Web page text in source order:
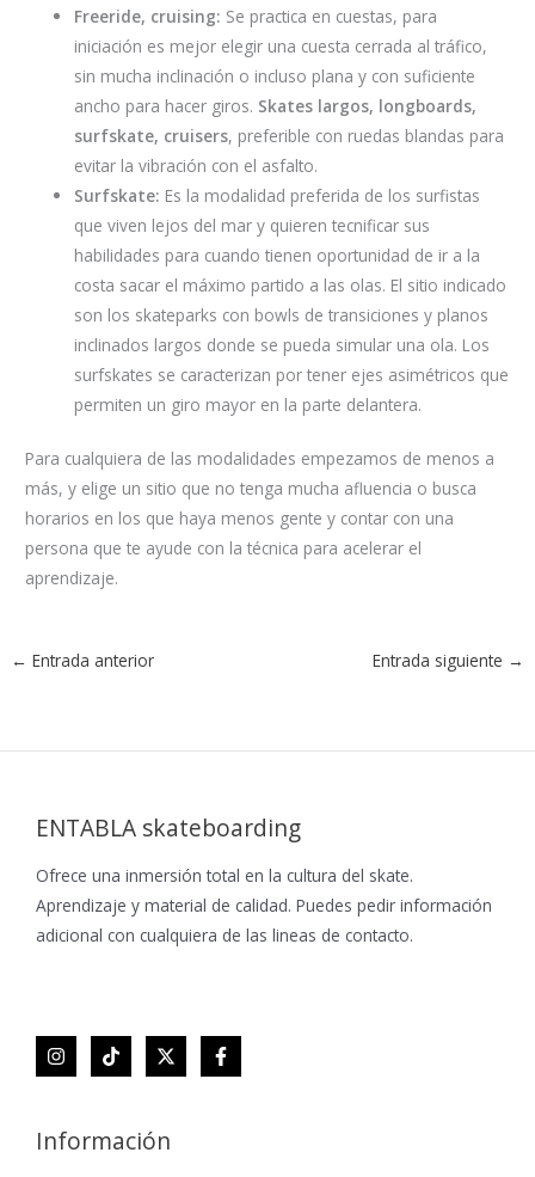
Freeride, cruising: Se practica en cuestas, para
iniciación es mejor elegir una cuesta cerrada al tráfico,
sin mucha inclinación o incluso plana y con suficiente
ancho para hacer giros. Skates largos, longboards,
surfskate, cruisers, preferible con ruedas blandas para
evitar la vibración con el asfalto.
Surfskate: Es la modalidad preferida de los surfistas
que viven lejos del mar y quieren tecnificar sus
habilidades para cuando tienen oportunidad de ir a la
costa sacar el máximo partido a las olas. El sitio indicado
son los skateparks con bowls de transiciones y planos
inclinados largos donde se pueda simular una ola. Los
surfskates se caracterizan por tener ejes asimétricos que
permiten un giro mayor en la parte delantera.
Para cualquiera de las modalidades empezamos de menos a
más, y elige un sitio que no tenga mucha afluencia o busca
horarios en los que haya menos gente y contar con una
persona que te ayude con la técnica para acelerar el
aprendizaje.
← Entrada anterior Entrada siguiente →
ENTABLA skateboarding
Ofrece una inmersión total en la cultura del skate.
Aprendizaje y material de calidad. Puedes pedir información
adicional con cualquiera de las lineas de contacto.
Información